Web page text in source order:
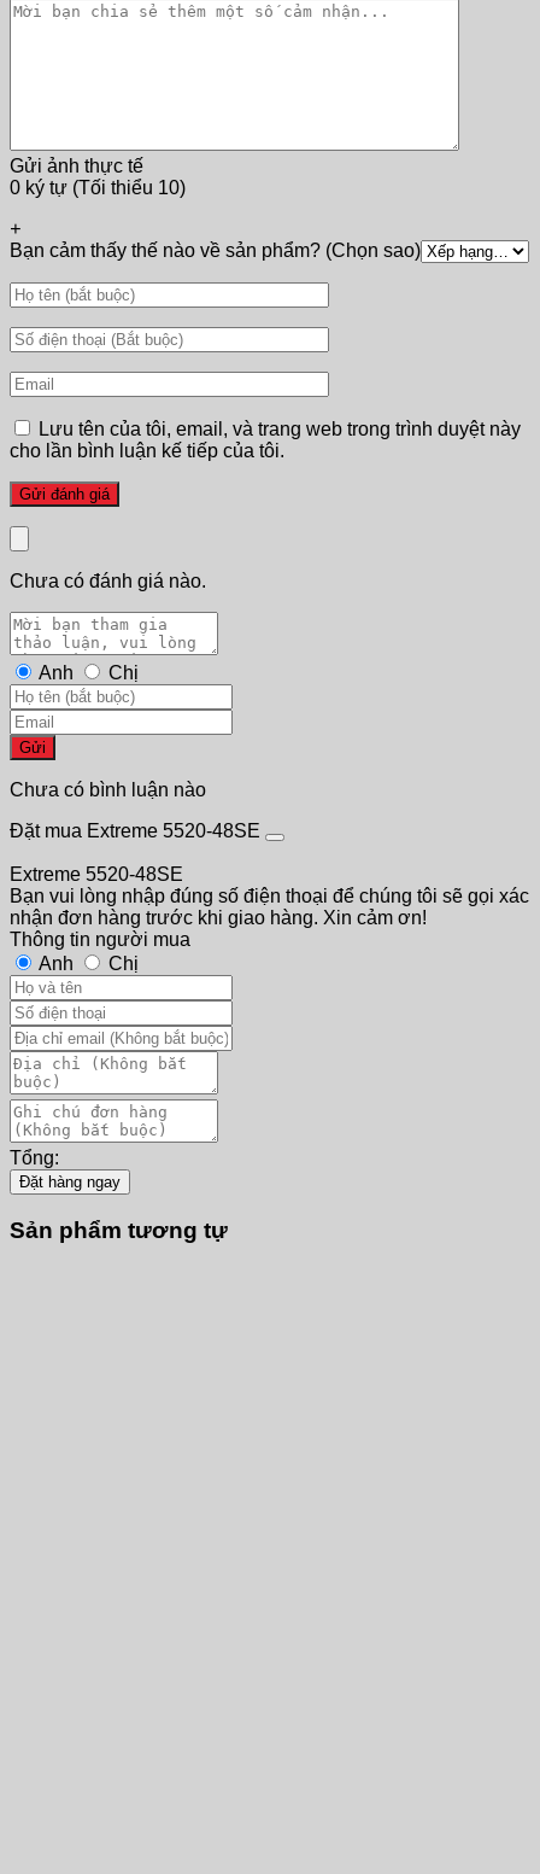
Gửi ảnh thực tế
0 ký tự (Tối thiểu 10)
+
Bạn cảm thấy thế nào về sản phẩm? (Chọn sao)
Lưu tên của tôi, email, và trang web trong trình duyệt này
cho lần bình luận kế tiếp của tôi.
Chưa có đánh giá nào.
Anh Chị
Gửi
Chưa có bình luận nào
Đặt mua Extreme 5520-48SE
Extreme 5520-48SE
Bạn vui lòng nhập đúng số điện thoại để chúng tôi sẽ gọi xác
nhận đơn hàng trước khi giao hàng. Xin cảm ơn!
Thông tin người mua
Anh
Chị
Tổng:
Đặt hàng ngay
Sản phẩm tương tự